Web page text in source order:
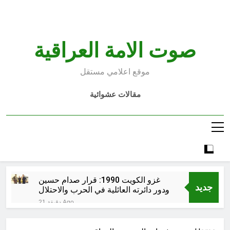
صوت الامة العراقية
موقع اعلامي مستقل
مقالات عشوائية
جديد
غزو الكويت 1990: قرار صدام حسين
ودور دائرته العائلية في الحرب والاحتلال
وعمليات النهب
21 دقيقة Ago